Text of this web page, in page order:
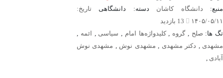
منبع: دانشگاه کاشان دسته: دانشگاهی تاریخ:
۱۴۰۵/۰۵/۱۱
تگ ها: صلح ,گروه ,کلیدواژه‌ها امام , سیاسی , ائمه ,
مشهدی , دکتر مشهدی , مشهدی نوش , مشهدی نوش
آبادی ,